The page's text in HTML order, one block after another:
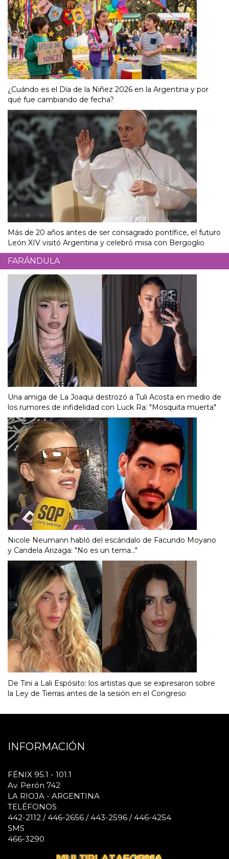
¿Cuándo es el Día de la Niñez 2026 en la Argentina y por
qué fue cambiando de fecha?
Más de 20 años antes de ser consagrado pontífice, el futuro
León XIV visitó Argentina y celebró misa con Bergoglio
FARÁNDULA
Una amiga de La Joaqui destrozó a Tuli Acosta en medio de
los rumores de infidelidad con Luck Ra: "Mosquita muerta"
Nicole Neumann habló del escándalo de Facundo Moyano
y Candela Arizaga: "No es un tema..."
De Tini a Lali Espósito: los artistas que se expresaron sobre
la Ley de Tierras antes de la sesión en el Congreso
INFORMACIÓN
FÉNIX 95.1 - 101.1
Av. Perón 742
LA RIOJA - ARGENTINA
TELÉFONOS
442-2112 / 446-2656 / 443-2596 / 446-4254
SMS
466-3290